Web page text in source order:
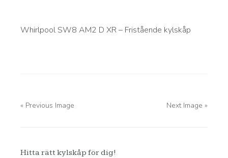
Whirlpool SW8 AM2 D XR – Fristående kylskåp
« Previous Image Next Image »
Hitta rätt kylskåp för dig!